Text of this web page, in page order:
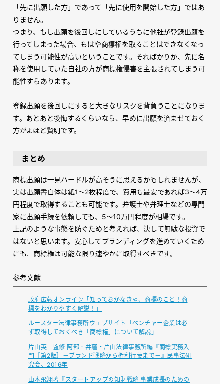
「先に出願した方」であって「先に使用を開始した方」ではあ
りません。
つまり、もし出願を後回しにしているうちに他社が登録出願を
行ってしまった場合、もはや商標権を取ることはできなくなっ
てしまう可能性が高いということです。そればかりか、先に名
称を使用していた自社の方が商標権侵害を主張されてしまう可
能性すらあります。
登録出願を後回しにすると大きなリスクを背負うことになりま
す。あとあと後悔するくらいなら、早めに出願を済ませておく
方がよほど賢明です。
まとめ
商標出願は一見ハードルが高そうに思えるかもしれませんが、
実は出願書自体は紙1～2枚程度で、費用も最安であれば3～4万
円程度で取得することも可能です。弁護士や弁理士などの専門
家に出願手続を依頼しても、 5～10万円程度が相場です。
上記のような事態を防ぐためと考えれば、決して無駄な投資で
はないと思います。安心してブランディングを進めていくため
にも、商標権は可能な限り速やかに取得すべきです。
参考文献
政府広報オンライン「知っておかなきゃ、商標のこと！商
標をわかりやすく解説！」
ルースター法律事務所ウェブサイト「ベンチャー企業は必
ず取得しておくべき「商標権」について解説」
片山英二監修 阿部・井窪・片山法律事務所編『商標実務入
門［第2版］－ブランド戦略から権利行使まで－』民事法研
究会、2016年
山本飛翔著『スタートアップの知財戦略 事業成長のための